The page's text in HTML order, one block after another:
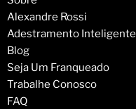
Alexandre Rossi
Adestramento Inteligente
Blog
Seja Um Franqueado
Trabalhe Conosco
FAQ